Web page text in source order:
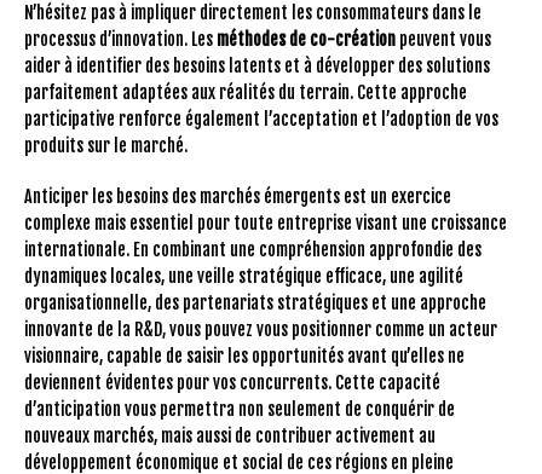
N’hésitez pas à impliquer directement les consommateurs dans le
processus d’innovation. Les méthodes de co-création peuvent vous
aider à identifier des besoins latents et à développer des solutions
parfaitement adaptées aux réalités du terrain. Cette approche
participative renforce également l’acceptation et l’adoption de vos
produits sur le marché.
Anticiper les besoins des marchés émergents est un exercice
complexe mais essentiel pour toute entreprise visant une croissance
internationale. En combinant une compréhension approfondie des
dynamiques locales, une veille stratégique efficace, une agilité
organisationnelle, des partenariats stratégiques et une approche
innovante de la R&D, vous pouvez vous positionner comme un acteur
visionnaire, capable de saisir les opportunités avant qu’elles ne
deviennent évidentes pour vos concurrents. Cette capacité
d’anticipation vous permettra non seulement de conquérir de
nouveaux marchés, mais aussi de contribuer activement au
développement économique et social de ces régions en pleine